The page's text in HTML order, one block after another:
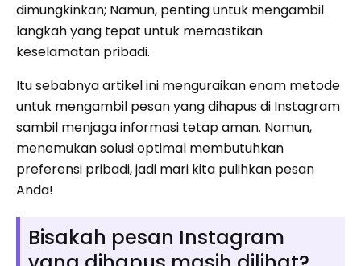
dimungkinkan; Namun, penting untuk mengambil
langkah yang tepat untuk memastikan
keselamatan pribadi.
Itu sebabnya artikel ini menguraikan enam metode
untuk mengambil pesan yang dihapus di Instagram
sambil menjaga informasi tetap aman. Namun,
menemukan solusi optimal membutuhkan
preferensi pribadi, jadi mari kita pulihkan pesan
Anda!
Bisakah pesan Instagram